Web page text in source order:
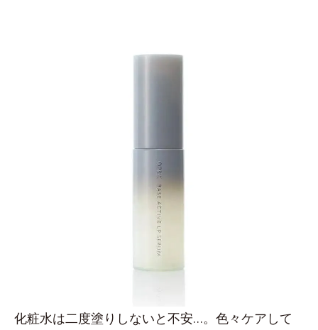
化粧水は二度塗りしないと不安…。色々ケアして